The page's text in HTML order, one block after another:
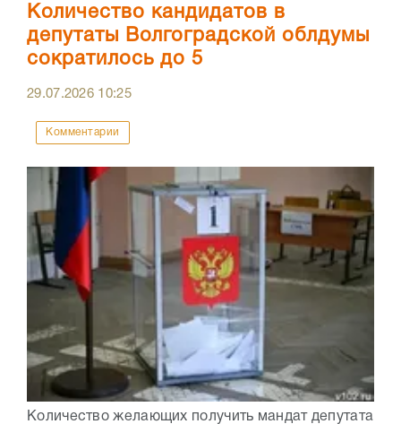
Количество кандидатов в
депутаты Волгоградской облдумы
сократилось до 5
29.07.2026 10:25
Комментарии
Количество желающих получить мандат депутата